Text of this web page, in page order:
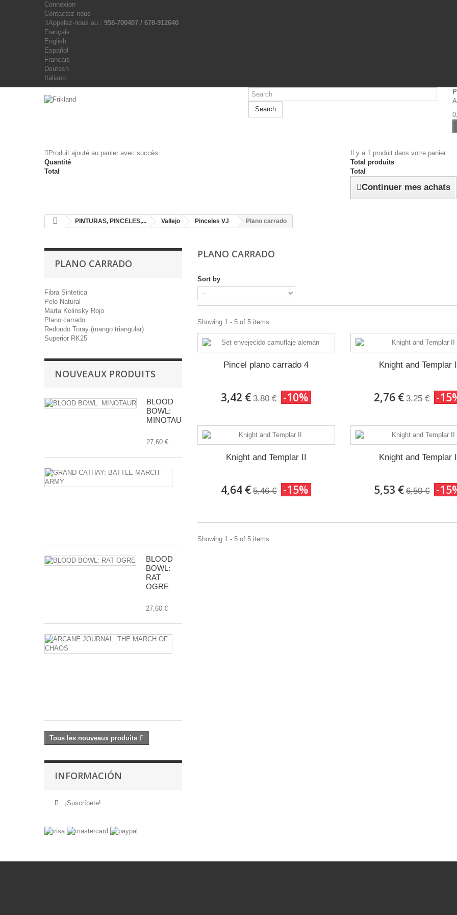
Connexion
Contactez-nous
Appelez-nous au : 958-700407 / 678-912640
Français
English
Español
Français
Deutsch
Italiano
Search
Produit ajouté au panier avec succès
Quantité
Total
Il y a 1 produit dans votre panier.
Total produits
Total
Continuer mes achats
PINTURAS, PINCELES,... Vallejo Pinceles VJ Plano carrado
PLANO CARRADO
Fibra Sintetica
Pelo Natural
Marta Kolinsky Rojo
Plano carrado
Redondo Toray (mango triangular)
Superior RK25
NOUVEAUX PRODUITS
BLOOD
BOWL:
MINOTAUR
27,60 €
BLOOD
BOWL:
RAT
OGRE
27,60 €
Tous les nouveaux produits
INFORMACIÓN
¡Suscríbete!
PLANO CARRADO
Sort by
Showing 1 - 5 of 5 items
Pincel plano carrado 4
3,42 € 3,80 € -10%
Knight and Templar
2,76 € 3,25 € -
Knight and Templar II
4,64 € 5,46 € -15%
Knight and Templar
5,53 € 6,50 € -
Showing 1 - 5 of 5 items